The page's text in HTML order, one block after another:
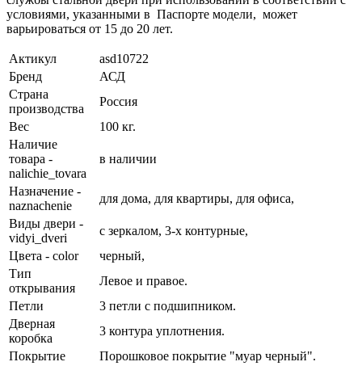
условиями, указанными в Паспорте модели, может
варьироваться от 15 до 20 лет.
Актикул
asd10722
Бренд
АСД
Страна
производства
Россия
Вес
100 кг.
Наличие
товара -
nalichie_tovara
в наличии
Назначение -
naznachenie
для дома, для квартиры, для офиса,
Виды двери -
vidyi_dveri
с зеркалом, 3-х контурные,
Цвета - color
черный,
Тип
открывания
Левое и правое.
Петли
3 петли с подшипником.
Дверная
коробка
3 контура уплотнения.
Покрытие
Порошковое покрытие "муар черный".